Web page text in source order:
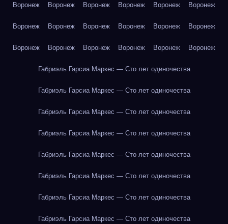
Воронеж Воронеж Воронеж Воронеж Воронеж Воронеж
Воронеж Воронеж Воронеж Воронеж Воронеж Воронеж
Воронеж Воронеж Воронеж Воронеж Воронеж Воронеж
Габриэль Гарсиа Маркес — Сто лет одиночества
Габриэль Гарсиа Маркес — Сто лет одиночества
Габриэль Гарсиа Маркес — Сто лет одиночества
Габриэль Гарсиа Маркес — Сто лет одиночества
Габриэль Гарсиа Маркес — Сто лет одиночества
Габриэль Гарсиа Маркес — Сто лет одиночества
Габриэль Гарсиа Маркес — Сто лет одиночества
Габриэль Гарсиа Маркес — Сто лет одиночества